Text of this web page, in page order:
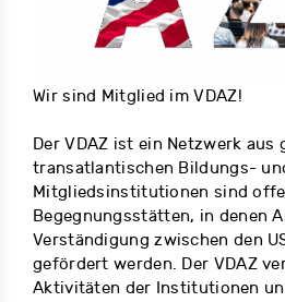
Wir sind Mitglied im VDAZ!
Der VDAZ ist ein Netzwerk aus
transatlantischen Bildungs-
Mitgliedsinstitutionen sind
Begegnungsstätten, in denen
Verständigung zwischen den
gefördert werden. Der VDAZ
Aktivitäten der Institutionen